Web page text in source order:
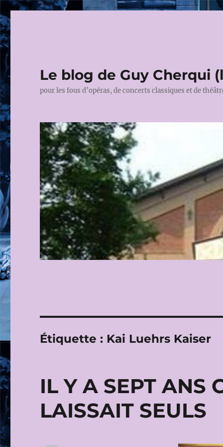
Le blog de Guy Cherqui
pour les fous d’opéras, de concerts classiques et de
Étiquette : Kai Luehrs Kaiser
IL Y A SEPT ANS
LAISSAIT SEULS